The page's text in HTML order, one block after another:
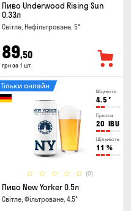
Пиво Underwood Rising Sun
0.33л
Світле, Нефільтроване, 5°
89,50
грн за 1 шт
Міцність
4.5 °
Гіркота
20 IBU
Щільність
11 %
(0)
Тільки онлайн
Пиво New Yorker 0.5л
Світле, Фільтроване, 4.5°